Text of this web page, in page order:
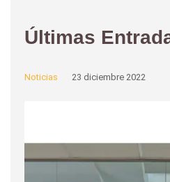
Últimas
Noticias 23 diciembre 2022